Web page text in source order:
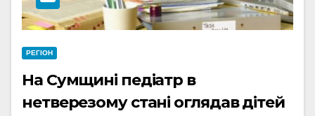
РЕГІОН
На Сумщині педіатр в
нетверезому стані оглядав дітей